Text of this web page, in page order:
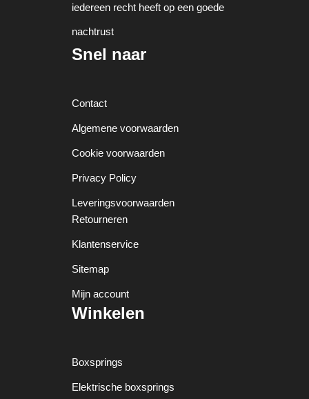
iedereen recht heeft op een goede
nachtrust
Snel naar
Contact
Algemene voorwaarden
Cookie voorwaarden
Privacy Policy
Leveringsvoorwaarden
Retourneren
Klantenservice
Sitemap
Mijn account
Winkelen
Boxsprings
Elektrische boxsprings